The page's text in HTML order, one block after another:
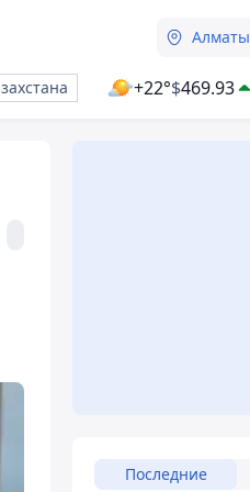
Алматы
+22°$469.93
Последние